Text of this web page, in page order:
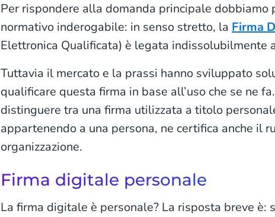
Per rispondere alla domanda principale
normativo inderogabile: in senso stretto, la Firma
Elettronica Qualificata) è legata indissolubilmente
Tuttavia il mercato e la prassi hanno sviluppato
qualificare questa firma in base all’uso che se ne
distinguere tra una firma utilizzata a titolo
appartenendo a una persona, ne certifica anche il
organizzazione.
Firma digitale personale
La firma digitale è personale? La risposta breve è: